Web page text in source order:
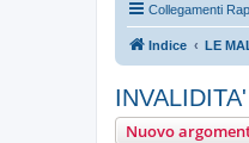
Collegamenti
Indice LE
Nuovo